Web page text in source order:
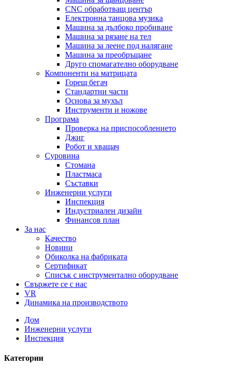
CNC обработващ център
Електронна танцова музика
Машина за дълбоко пробиване
Машина за рязане на тел
Машина за леене под налягане
Машина за преобръщане
Друго спомагателно оборудване
Компоненти на матрицата
Горещ бегач
Стандартни части
Основа за мухъл
Инструменти и ножове
Програма
Проверка на приспособлението
Джиг
Робот и хващач
Суровина
Стомана
Пластмаса
Съставки
Инженерни услуги
Инспекция
Индустриален дизайн
Финансов план
За нас
Качество
Новини
Обиколка на фабриката
Сертификат
Списък с инструментално оборудване
Свържете се с нас
VR
Динамика на производството
Дом
Инженерни услуги
Инспекция
Категории